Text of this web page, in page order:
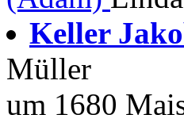
Keller
Müller
um 1680